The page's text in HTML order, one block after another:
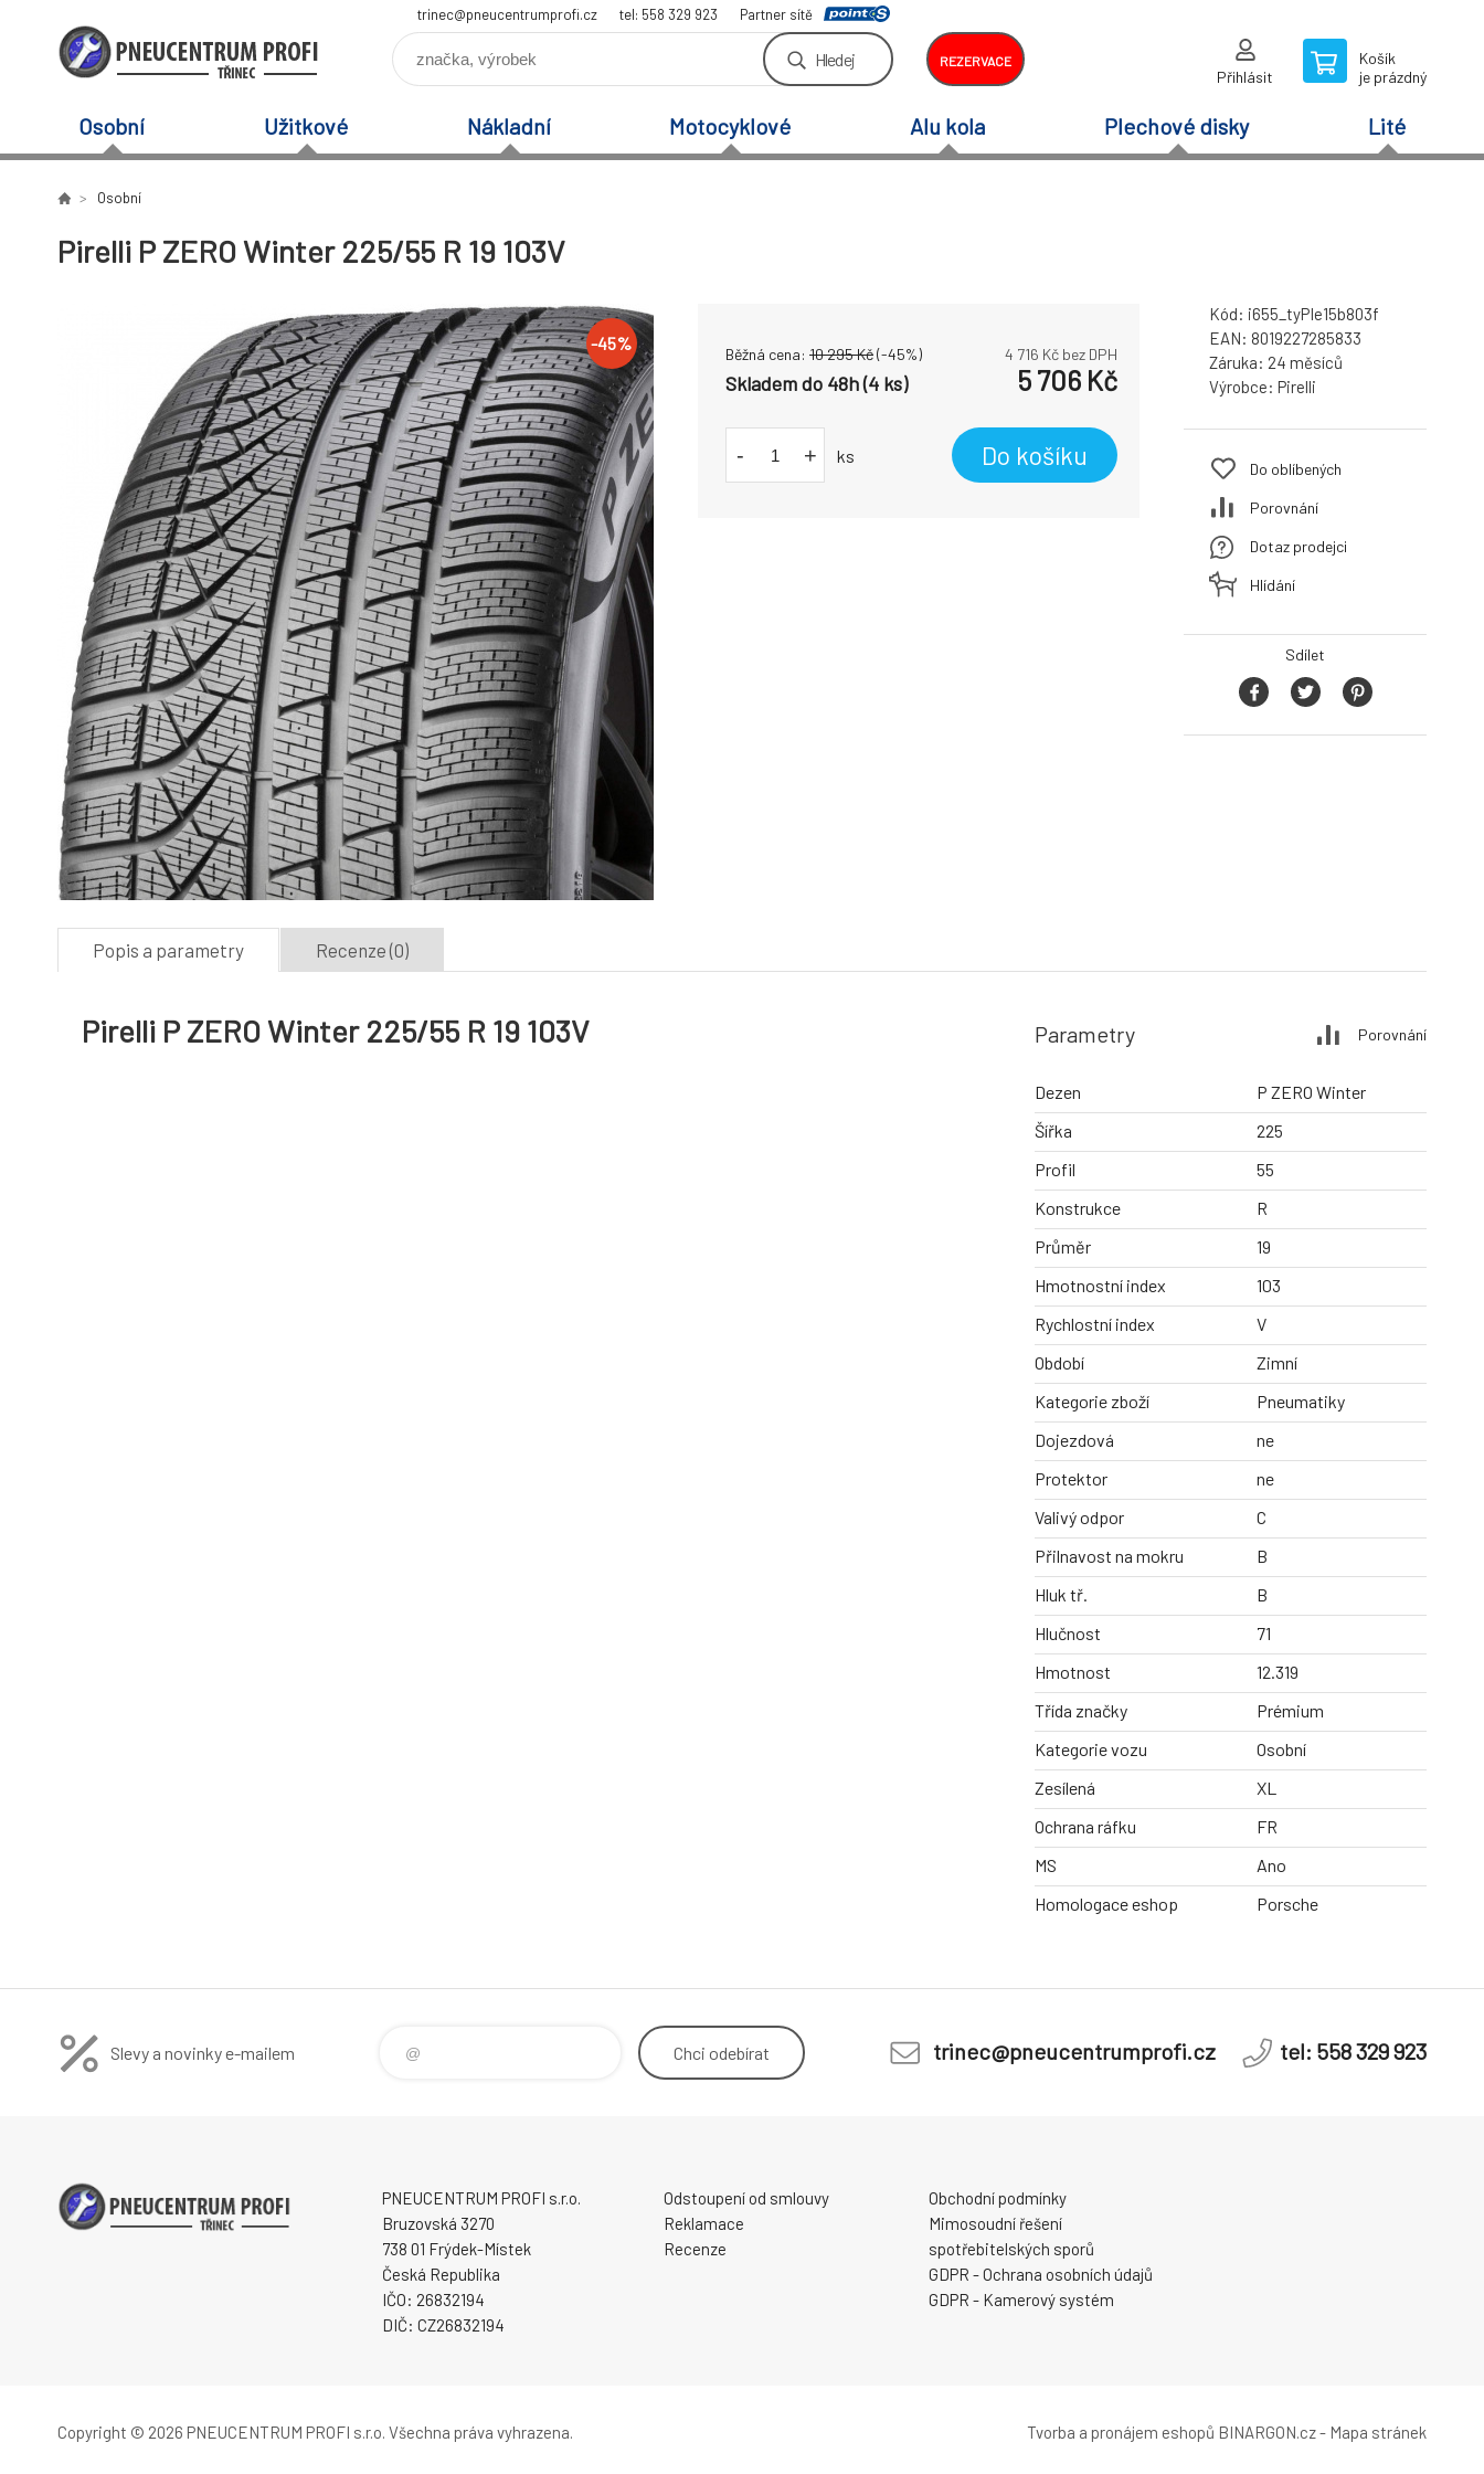
trinec@pneucentrumprofi.cz tel: 558 329 923 Partner sítě
Hledej REZERVACE
Přihlásit
Košík
je prázdný
Osobní Užitkové Nákladní Motocyklové Alu kola Plechové disky Lité
Osobní
Pirelli P ZERO Winter 225/55 R 19 103V
-45%
Běžná cena: 10 295Kč(-45%) 4 716 Kč bez DPH
Skladem do 48h (4 ks) 5 706 Kč
- + ks Do košíku
Kód: i655_tyPIe15b803f
EAN: 8019227285833
Záruka: 24 měsíců
Výrobce: Pirelli
Do oblíbených
Porovnání
Dotaz prodejci
Hlídání
Sdílet
Popis a parametry Recenze (0)
Pirelli P ZERO Winter 225/55 R 19 103V Parametry Porovnání
Dezen
P ZERO Winter
Šířka
225
Profil
55
Konstrukce
R
Průměr
19
Hmotnostní index
103
Rychlostní index
V
Období
Zimní
Kategorie zboží
Pneumatiky
Dojezdová
ne
Protektor
ne
Valivý odpor
C
Přilnavost na mokru
B
Hluk tř.
B
Hlučnost
71
Hmotnost
12.319
Třída značky
Prémium
Kategorie vozu
Osobní
Zesílená
XL
Ochrana ráfku
FR
MS
Ano
Homologace eshop
Porsche
Slevy a novinky e-mailem Chci odebírat trinec@pneucentrumprofi.cz tel: 558 329 923
PNEUCENTRUM PROFI s.r.o.
Bruzovská 3270
738 01 Frýdek-Místek
Česká Republika
IČO: 26832194
DIČ: CZ26832194
Odstoupení od smlouvy
Reklamace
Recenze
Obchodní podmínky
Mimosoudní řešení
spotřebitelských sporů
GDPR - Ochrana osobních údajů
GDPR - Kamerový systém
Copyright © 2026 PNEUCENTRUM PROFI s.r.o. Všechna práva vyhrazena. Tvorba a pronájem eshopů BINARGON.cz- Mapa stránek